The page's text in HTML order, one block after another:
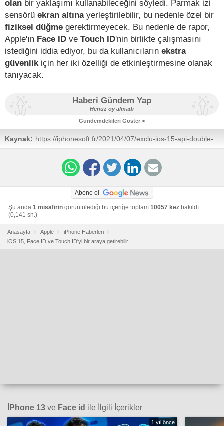
olan bir yaklaşımı kullanabileceğini söyledi. Parmak izi
sensörü ekran altınayerleştirilebilir, bu nedenle özel bir
fiziksel düğme gerektirmeyecek. Bu nedenle de rapor,
Apple'ın Face ID ve Touch ID'nin birlikte çalışmasını
istediğini iddia ediyor, bu da kullanıcıların ekstra
güvenlik için her iki özelliği de etkinleştirmesine olanak
tanıyacak.
Haberi Gündem Yap
Henüz oy almadı
Gündemdekileri Göster >
Kaynak: https://iphonesoft.fr/2021/04/07/exclu-ios-15-api-double-
authentification-iphone-13-face-id-mac
Abone ol
Şu anda 1 misafirin görüntülediği bu içeriğe toplam 10057 kez bakıldı.
(0,141 sn.)
Anasayfa Apple
iPhone Haberleri
iOS 15, Face ID ve Touch ID'yi bir araya getirebilir
İPhone 13 ve Face id ile İlgili İçerikler
1 yıl önce